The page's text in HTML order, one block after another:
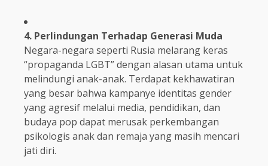
4. Perlindungan Terhadap Generasi Muda
Negara-negara seperti Rusia melarang keras
“propaganda LGBT” dengan alasan utama untuk
melindungi anak-anak. Terdapat kekhawatiran
yang besar bahwa kampanye identitas gender
yang agresif melalui media, pendidikan, dan
budaya pop dapat merusak perkembangan
psikologis anak dan remaja yang masih mencari
jati diri.